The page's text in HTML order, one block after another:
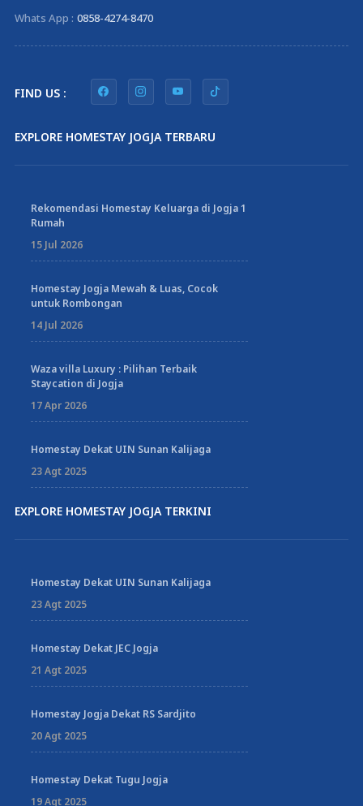
Whats App : 0858-4274-8470
FIND US :
EXPLORE HOMESTAY JOGJA TERBARU
Rekomendasi Homestay Keluarga di Jogja 1
Rumah
15 Jul 2026
Homestay Jogja Mewah & Luas, Cocok
untuk Rombongan
14 Jul 2026
Waza villa Luxury : Pilihan Terbaik
Staycation di Jogja
17 Apr 2026
Homestay Dekat UIN Sunan Kalijaga
23 Agt 2025
EXPLORE HOMESTAY JOGJA TERKINI
Homestay Dekat UIN Sunan Kalijaga
23 Agt 2025
Homestay Dekat JEC Jogja
21 Agt 2025
Homestay Jogja Dekat RS Sardjito
20 Agt 2025
Homestay Dekat Tugu Jogja
19 Agt 2025